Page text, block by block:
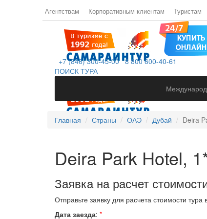
Агентствам Корпоративным клиентам Туристам
+7 (846) 300-45-00 8 800 600-40-61
ПОИСК ТУРА
Главная Страны ОАЭ Дубай Deira
Deira Park Hotel,
Заявка на расчет
Отправьте заявку для расчета стоимости тура
Дата заезда: *